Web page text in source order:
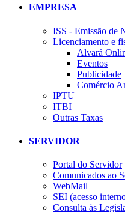
EMPRESA
ISS - Emissão de
Licenciamento e
Alvará
Eventos
Publicidade
Comércio
IPTU
ITBI
Outras Taxas
SERVIDOR
Portal do Servidor
Comunicados ao
WebMail
SEI (acesso
Consulta às